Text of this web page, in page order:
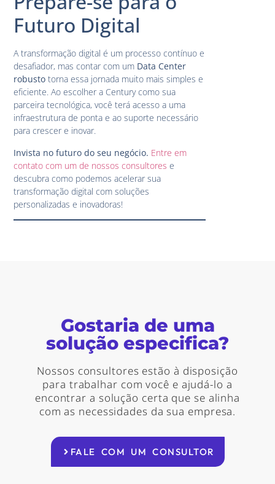
Futuro Digital
A transformação digital é um processo contínuo e
desafiador, mas contar com um Data Center
robusto torna essa jornada muito mais simples e
eficiente. Ao escolher a Century como sua
parceira tecnológica, você terá acesso a uma
infraestrutura de ponta e ao suporte necessário
para crescer e inovar.
Invista no futuro do seu negócio. Entre em
contato com um de nossos consultores e
descubra como podemos acelerar sua
transformação digital com soluções
personalizadas e inovadoras!
Gostaria de uma
solução especifica?
Nossos consultores estão à disposição
para trabalhar com você e ajudá-lo a
encontrar a solução certa que se alinha
com as necessidades da sua empresa.
FALE COM UM CONSULTOR